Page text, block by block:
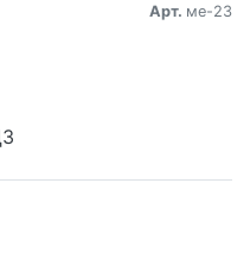
Арт. ме-23